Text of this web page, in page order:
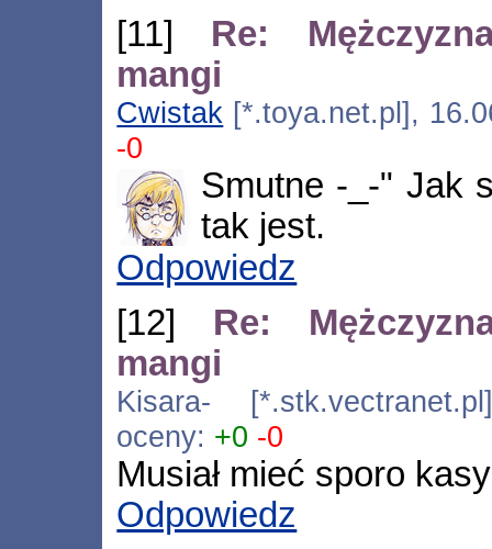
[11] Re:
mangi
Cwistak [*.toya.net.pl],
-0
Smutne -_-" Jak
tak jest.
Odpowiedz
[12] Re:
mangi
Kisara-
oceny: +0 -0
Musiał mieć sporo
Odpowiedz